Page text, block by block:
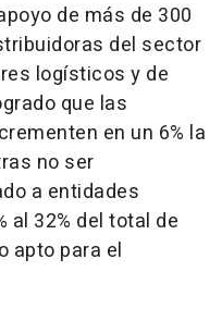
de más de 300
del sector
logísticos y de
que las
en un 6% la
no ser
a entidades
al 32% del total de
apto para el